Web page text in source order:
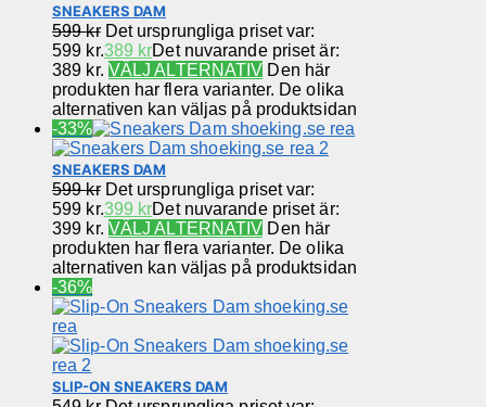
SNEAKERS DAM
599kr Det ursprungliga priset var:
599 kr.389 krDet nuvarande priset är:
389 kr. VÄLJ ALTERNATIV Den här
produkten har flera varianter. De olika
alternativen kan väljas på produktsidan
-33%
SNEAKERS DAM
599kr Det ursprungliga priset var:
599 kr.399 krDet nuvarande priset är:
399 kr. VÄLJ ALTERNATIV Den här
produkten har flera varianter. De olika
alternativen kan väljas på produktsidan
-36%
SLIP-ON SNEAKERS DAM